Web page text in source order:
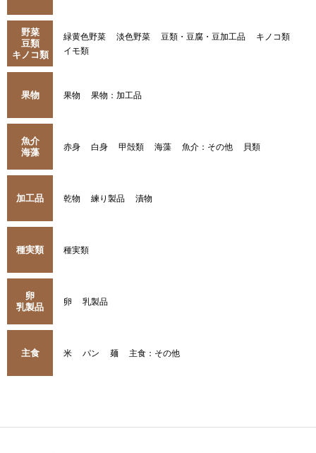
野菜
豆類
キノコ類
緑黄色野菜 淡色野菜 豆類・豆腐・豆加工品
キノコ類
イモ類
果物 果物 果物：加工品
魚介
海藻
赤身 白身 甲殻類 海藻 魚介：その他 貝類
加工品 乾物 練り製品 漬物
種実類 種実類
卵
乳製品
卵 乳製品
主食 米 パン 麺 主食：その他